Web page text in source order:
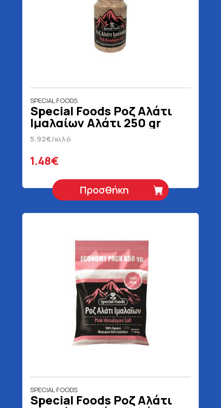
SPECIAL FOODS
Special Foods Ροζ Αλάτι
Ιμαλαίων Αλάτι 250 gr
5.92€/κιλό
1.48€
Προσθήκη
SPECIAL FOODS
Special Foods Ροζ Αλάτι